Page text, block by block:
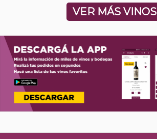
VER MÁS VINOS